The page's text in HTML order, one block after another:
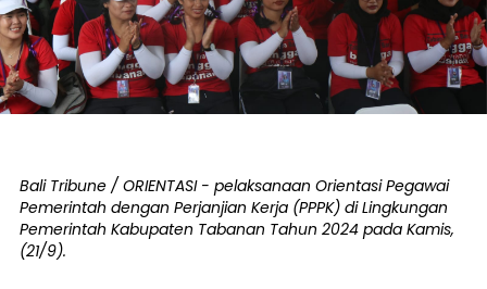
Bali Tribune / ORIENTASI - pelaksanaan Orientasi Pegawai
Pemerintah dengan Perjanjian Kerja (PPPK) di Lingkungan
Pemerintah Kabupaten Tabanan Tahun 2024 pada Kamis,
(21/9).